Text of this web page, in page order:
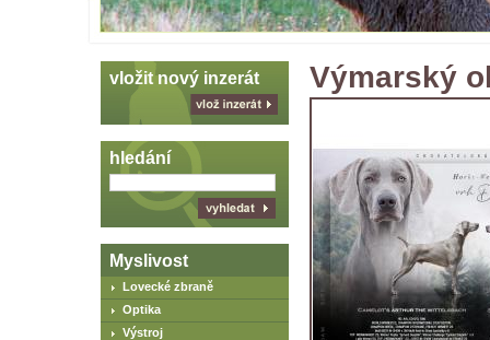
Výmarský
vložit nový inzerát
vlož
hledání
Myslivost
Lovecké zbraně
Optika
Výstroj
Skoč